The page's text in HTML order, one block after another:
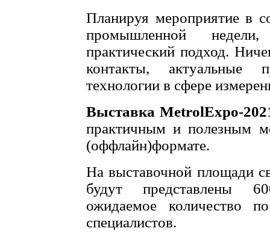
Планируя мероприятие в
промышленной
практический подход.
контакты, актуальные
технологии в сфере
Выставка MetrolExpo-
практичным и полезным
(оффлайн)формате.
На выставочной площади
будут представлены
ожидаемое количество
специалистов.